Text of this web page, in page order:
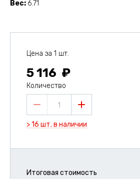
Вес 6.71
Цена за 1 шт.
5 116
Количество
1
> 16 шт. в наличии
Итоговая стоимость